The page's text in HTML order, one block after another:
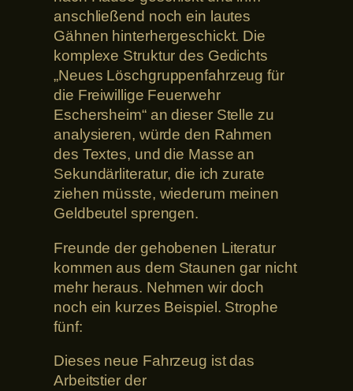
anschließend noch ein lautes
Gähnen hinterhergeschickt. Die
komplexe Struktur des Gedichts
„Neues Löschgruppenfahrzeug für
die Freiwillige Feuerwehr
Eschersheim“ an dieser Stelle zu
analysieren, würde den Rahmen
des Textes, und die Masse an
Sekundärliteratur, die ich zurate
ziehen müsste, wiederum meinen
Geldbeutel sprengen.
Freunde der gehobenen Literatur
kommen aus dem Staunen gar nicht
mehr heraus. Nehmen wir doch
noch ein kurzes Beispiel. Strophe
fünf:
Dieses neue Fahrzeug ist das
Arbeitstier der